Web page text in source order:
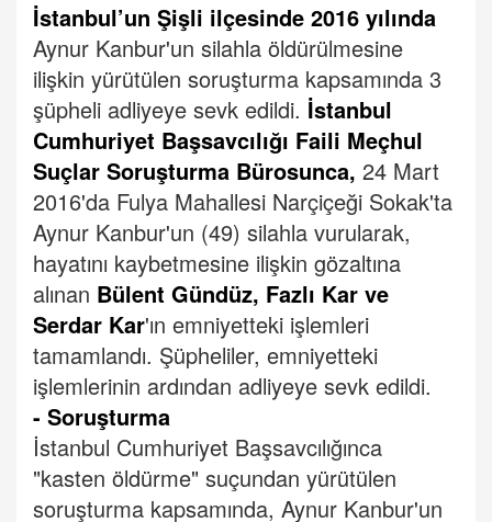
İstanbul’un Şişli ilçesinde 2016 yılında
Aynur Kanbur'un silahla öldürülmesine
ilişkin yürütülen soruşturma kapsamında 3
şüpheli adliyeye sevk edildi. İstanbul
Cumhuriyet Başsavcılığı Faili Meçhul
Suçlar Soruşturma Bürosunca, 24 Mart
2016'da Fulya Mahallesi Narçiçeği Sokak'ta
Aynur Kanbur'un (49) silahla vurularak,
hayatını kaybetmesine ilişkin gözaltına
alınan Bülent Gündüz, Fazlı Kar ve
Serdar Kar'ın emniyetteki işlemleri
tamamlandı. Şüpheliler, emniyetteki
işlemlerinin ardından adliyeye sevk edildi.
- Soruşturma
İstanbul Cumhuriyet Başsavcılığınca
"kasten öldürme" suçundan yürütülen
soruşturma kapsamında, Aynur Kanbur'un